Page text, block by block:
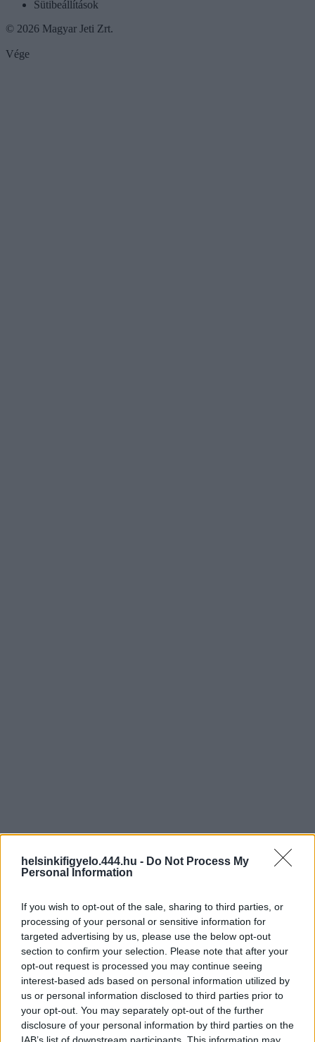
helsinkifigyelo.444.hu - Do Not Process My
Personal Information
If you wish to opt-out of the sale, sharing to third parties, or
processing of your personal or sensitive information for
targeted advertising by us, please use the below opt-out
section to confirm your selection. Please note that after your
opt-out request is processed you may continue seeing
interest-based ads based on personal information utilized by
us or personal information disclosed to third parties prior to
your opt-out. You may separately opt-out of the further
disclosure of your personal information by third parties on the
IAB’s list of downstream participants. This information may
Sütibeállítások
© 2026 Magyar Jeti Zrt.
Vége